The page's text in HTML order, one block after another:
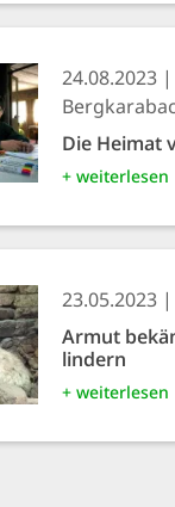
24.08.2023
Die Heimat
+ weiterlesen
23.05.2023
Armut
lindern
+ weiterlesen